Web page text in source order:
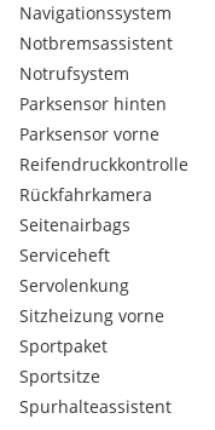
Navigationssystem
Notbremsassistent
Notrufsystem
Parksensor hinten
Parksensor vorne
Reifendruckkontrolle
Rückfahrkamera
Seitenairbags
Serviceheft
Servolenkung
Sitzheizung vorne
Sportpaket
Sportsitze
Spurhalteassistent